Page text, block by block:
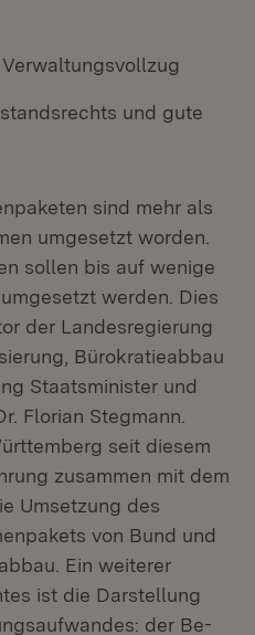
und gute
sind mehr als
umgesetzt worden.
sollen bis auf wenige
werden. Dies
der Landesregierung
Bürokratieabbau
Staatsminister und
Florian Stegmann.
seit diesem
zusammen mit dem
Umsetzung des
von Bund und
Ein weiterer
ist die Darstellung
der Be-